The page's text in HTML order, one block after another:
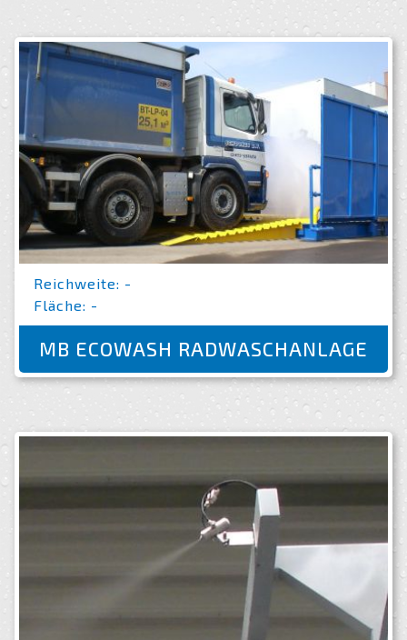
Reichweite: -
Fläche: -
MB ECOWASH RADWASCHANLAGE